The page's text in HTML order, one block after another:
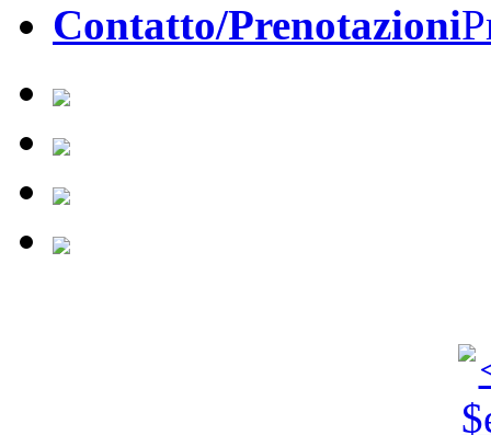
Contatto/Prenotazioni